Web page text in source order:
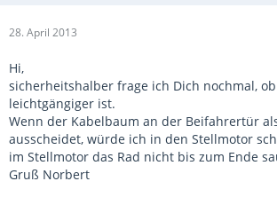
28. April 2013
Hi,
sicherheitshalber frage ich Dich nochmal,
leichtgängiger ist.
Wenn der Kabelbaum an der Beifahrertür
ausscheidet, würde ich in den Stellmotor
im Stellmotor das Rad nicht bis zum Ende
Gruß Norbert